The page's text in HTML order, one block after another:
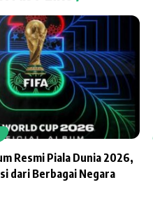
Resmi Piala Dunia 2026,
dari Berbagai Negara